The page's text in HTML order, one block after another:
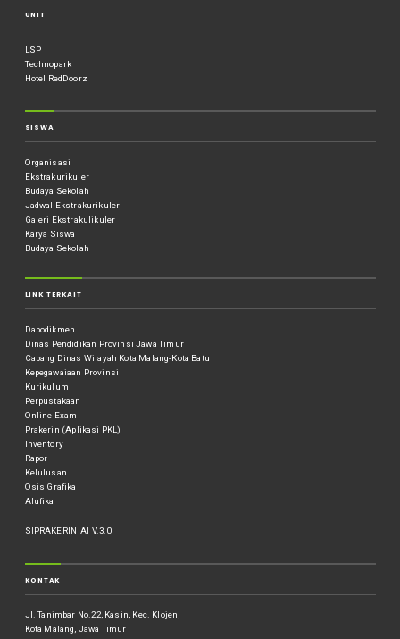
UNIT
LSP
Technopark
Hotel RedDoorz
SISWA
Organisasi
Ekstrakurikuler
Budaya Sekolah
Jadwal Ekstrakurikuler
Galeri Ekstrakulikuler
Karya Siswa
Budaya Sekolah
LINK TERKAIT
Dapodikmen
Dinas Pendidikan Provinsi Jawa Timur
Cabang Dinas Wilayah Kota Malang-Kota Batu
Kepegawaiaan Provinsi
Kurikulum
Perpustakaan
Online Exam
Prakerin (Aplikasi PKL)
Inventory
Rapor
Kelulusan
Osis Grafika
Alufika
SIPRAKERIN_AI V.3.0
KONTAK
Jl. Tanimbar No.22, Kasin, Kec. Klojen,
Kota Malang, Jawa Timur